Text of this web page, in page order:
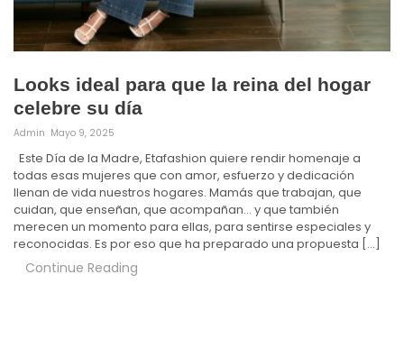
Looks ideal para que la reina del hogar
celebre su día
Admin Mayo 9, 2025
Este Día de la Madre, Etafashion quiere rendir homenaje a
todas esas mujeres que con amor, esfuerzo y dedicación
llenan de vida nuestros hogares. Mamás que trabajan, que
cuidan, que enseñan, que acompañan… y que también
merecen un momento para ellas, para sentirse especiales y
reconocidas. Es por eso que ha preparado una propuesta […]
Continue Reading